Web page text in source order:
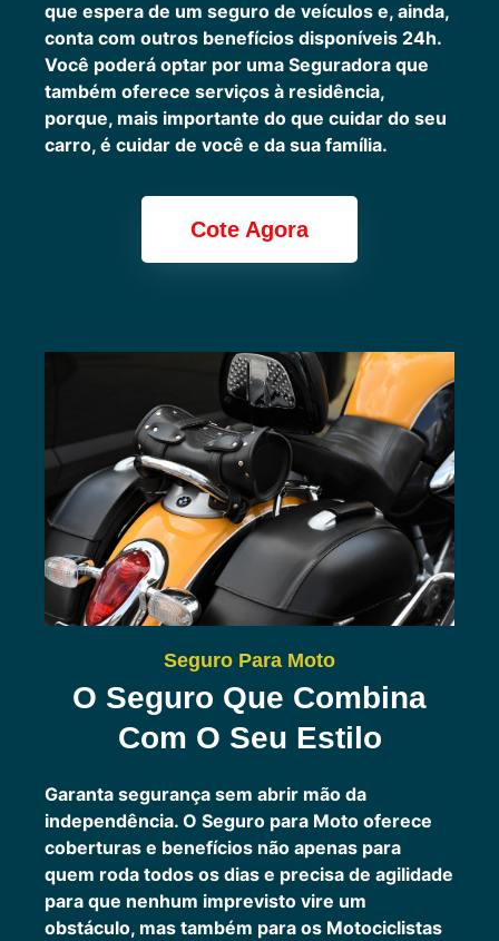
que espera de um seguro de veículos e, ainda,
conta com outros benefícios disponíveis 24h.
Você poderá optar por uma Seguradora que
também oferece serviços à residência,
porque, mais importante do que cuidar do seu
carro, é cuidar de você e da sua família.
Cote Agora
Seguro Para Moto
O Seguro Que Combina
Com O Seu Estilo
Garanta segurança sem abrir mão da
independência. O Seguro para Moto oferece
coberturas e benefícios não apenas para
quem roda todos os dias e precisa de agilidade
para que nenhum imprevisto vire um
obstáculo, mas também para os Motociclistas